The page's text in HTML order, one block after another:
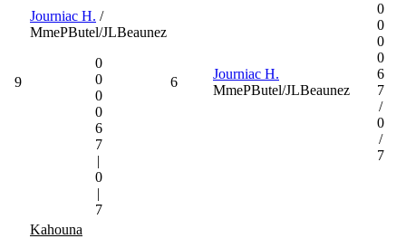
9
Journiac H. /
MmePButel/JLBeaunez
0
0
0
0
6
7
|
0
|
7
6
Journiac H.
MmePButel/JLBeaunez
0
0
0
0
6
7
/
0
/
7
Kahouna